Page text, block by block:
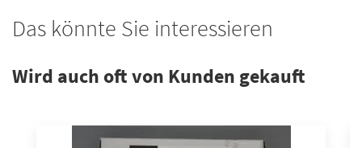
Das könnte Sie interessieren
Wird auch oft von Kunden gekauft